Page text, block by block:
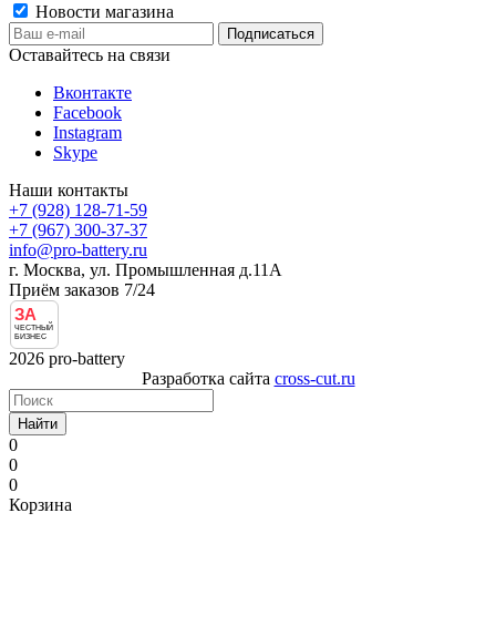
Новости магазина
Оставайтесь на связи
Вконтакте
Facebook
Instagram
Skype
Наши контакты
+7 (928) 128-71-59
+7 (967) 300-37-37
info@pro-battery.ru
г. Москва, ул. Промышленная д.11А
Приём заказов 7/24
ЗА
ЧЕСТНЫЙ
БИЗНЕС
2026 pro-battery
Разработка сайта cross-cut.ru
Найти
0
0
0
Корзина